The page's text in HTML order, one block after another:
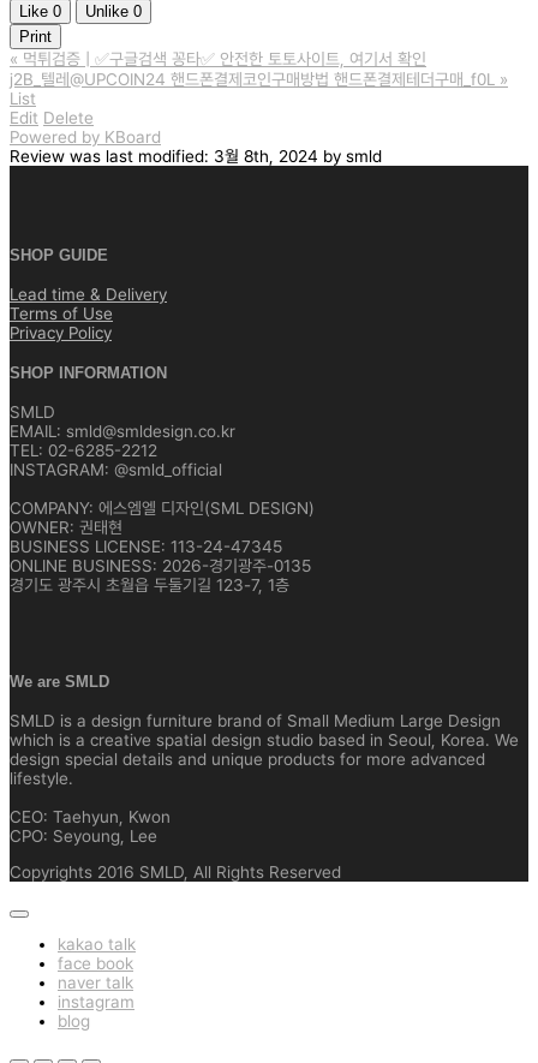
Like 0 Unlike 0
Print
« 먹튀검증 | ✅구글검색 꽁타✅ 안전한 토토사이트, 여기서 확인
j2B_텔레@UPCOIN24 핸드폰결제코인구매방법 핸드폰결제테더구매_f0L »
List
Edit Delete
Powered by KBoard
Review was last modified: 3월 8th, 2024 by smld
SHOP GUIDE
Lead time & Delivery
Terms of Use
Privacy Policy
SHOP INFORMATION
SMLD
EMAIL: smld@smldesign.co.kr
TEL: 02-6285-2212
INSTAGRAM: @smld_official
COMPANY: 에스엠엘 디자인(SML DESIGN)
OWNER: 권태현
BUSINESS LICENSE: 113-24-47345
ONLINE BUSINESS: 2026-경기광주-0135
경기도 광주시 초월읍 두둘기길 123-7, 1층
We are SMLD
SMLD is a design furniture brand of Small Medium Large Design
which is a creative spatial design studio based in Seoul, Korea. We
design special details and unique products for more advanced
lifestyle.
CEO: Taehyun, Kwon
CPO: Seyoung, Lee
Copyrights 2016 SMLD, All Rights Reserved
kakao talk
face book
naver talk
instagram
blog